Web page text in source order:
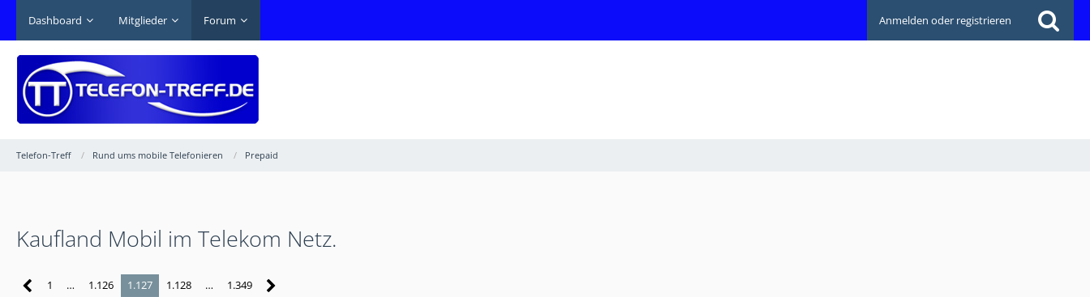
Dashboard Mitglieder Forum Anmelden oder registrieren
Telefon-Treff Rund ums mobile Telefonieren Prepaid
Kaufland Mobil im Telekom Netz.
1 … 1.126 1.127 1.128 … 1.349